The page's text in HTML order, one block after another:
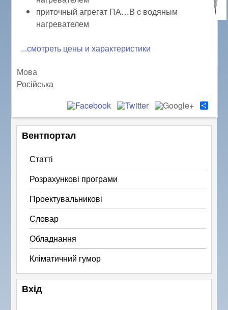
приточный агрегат ПА…В c водяным
нагревателем
...смотреть цены и характеристики
Мова
Російська
S
h
a
r
Вентпортал
Статті
Розрахункові програми
Проектувальникові
Словар
Обладнання
Кліматичний гумор
Вхід